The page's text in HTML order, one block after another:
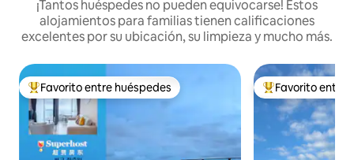
¡Tantos huéspedes no pueden equivocarse! Estos
alojamientos para familias tienen calificaciones
excelentes por su ubicación, su limpieza y mucho más.
De los mejores en Favorito entre huéspedes
Favorito entre huéspedes De los mejores
Favorito entre